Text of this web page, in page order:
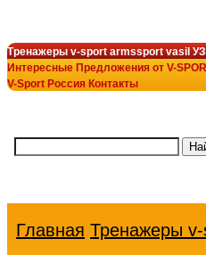
Тренажеры v-sport armssport vasil
Интересные Предложения от V-
V-Sport Россия Контакты
Главная Тренажеры v-